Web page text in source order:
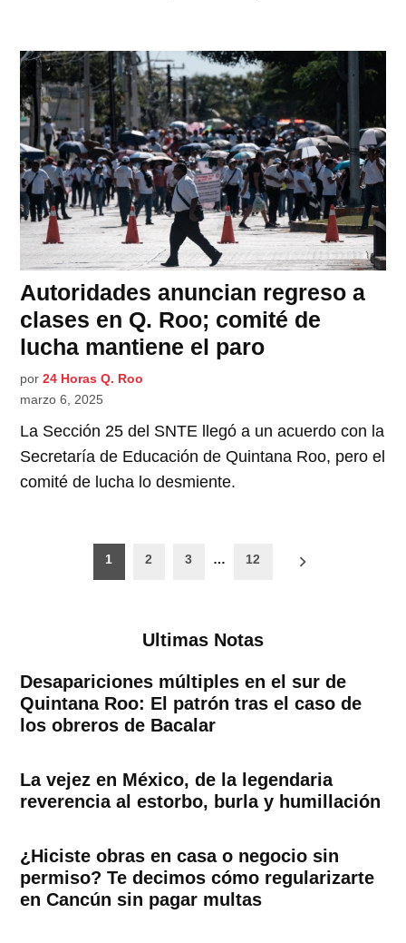
Autoridades anuncian regreso a
clases en Q. Roo; comité de
lucha mantiene el paro
por 24 Horas Q. Roo
marzo 6, 2025
La Sección 25 del SNTE llegó a un acuerdo con la
Secretaría de Educación de Quintana Roo, pero el
comité de lucha lo desmiente.
Paginación
1 2 3 … 12
Ultimas Notas
Desapariciones múltiples en el sur de
Quintana Roo: El patrón tras el caso de
los obreros de Bacalar
La vejez en México, de la legendaria
reverencia al estorbo, burla y humillación
¿Hiciste obras en casa o negocio sin
permiso? Te decimos cómo regularizarte
en Cancún sin pagar multas